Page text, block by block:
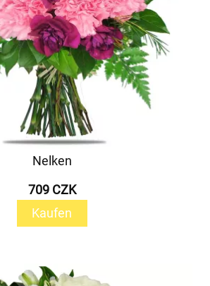
Nelken
709 CZK
Kaufen